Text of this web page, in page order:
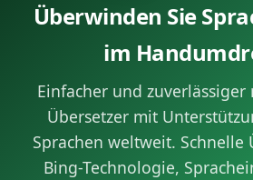
Überwinden Sie
im
Einfacher und
Übersetzer mit
Sprachen weltweit. Schnelle
Bing-Technologie,